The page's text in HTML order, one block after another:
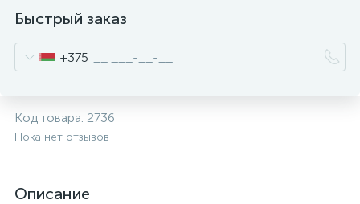
Быстрый заказ
+375
Код товара: 2736
Пока нет отзывов
Описание